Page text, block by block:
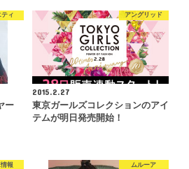
ティ
ー
アングリッド
2015.2.27
東京ガールズコレクションのアイ
テムが明日発売開始！
報 ムルーア